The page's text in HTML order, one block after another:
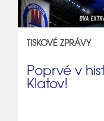
TISKOVÉ ZPRÁVY
Poprvé v
Klatov!